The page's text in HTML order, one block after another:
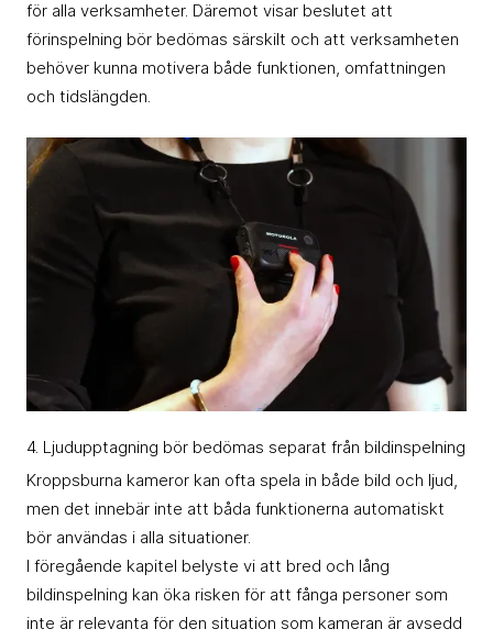
för alla verksamheter. Däremot visar beslutet att
förinspelning bör bedömas särskilt och att verksamheten
behöver kunna motivera både funktionen, omfattningen
och tidslängden.
4. Ljudupptagning bör bedömas separat från bildinspelning
Kroppsburna kameror kan ofta spela in både bild och ljud,
men det innebär inte att båda funktionerna automatiskt
bör användas i alla situationer.
I föregående kapitel belyste vi att bred och lång
bildinspelning kan öka risken för att fånga personer som
inte är relevanta för den situation som kameran är avsedd